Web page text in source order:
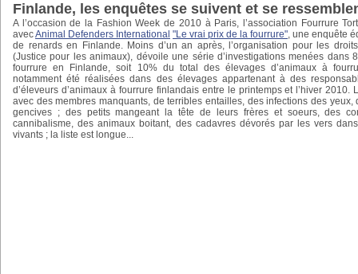
Finlande, les enquêtes se suivent et se
A l’occasion de la Fashion Week de 2010 à Paris, l’association Fourrure
avecAnimal Defenders International "Le vrai prix de la fourrure", une enquête
de renards en Finlande. Moins d’un an après, l’organisation pour les
(Justice pour les animaux), dévoile une série d’investigations menées dans
fourrure en Finlande, soit 10% du total des élevages d’animaux à
notamment été réalisées dans des élevages appartenant à des
d’éleveurs d’animaux à fourrure finlandais entre le printemps et l’hiver 2010.
avec des membres manquants, de terribles entailles, des infections des
gencives ; des petits mangeant la tête de leurs frères et soeurs, des
cannibalisme, des animaux boitant, des cadavres dévorés par les vers
vivants ; la liste est longue...